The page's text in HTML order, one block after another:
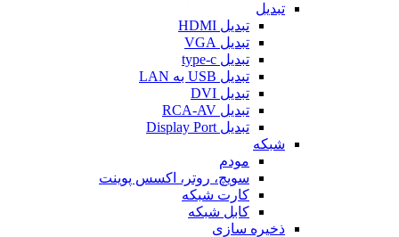
تبدیل
تبدیل HDMI
تبدیل VGA
تبدیل type-c
تبدیل USB به LAN
تبدیل DVI
تبدیل RCA-AV
تبدیل Display Port
شبکه
مودم
سویچ، روتر، اکسس پوینت
کارت شبکه
کابل شبکه
ذخیره سازی